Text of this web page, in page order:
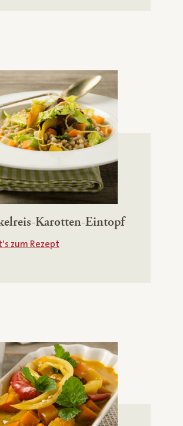
Karotten-Eintopf
zum Rezept